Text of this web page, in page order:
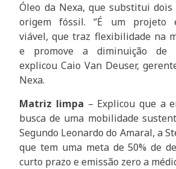
Óleo da Nexa, que substitui dois
origem fóssil. “É um projeto
viável, que traz flexibilidade na
e promove a diminuição de
explicou Caio Van Deuser,
Nexa.
Matriz limpa – Explicou que a
busca de uma mobilidade
Segundo Leonardo do Amaral, a
que tem uma meta de 50% de
curto prazo e emissão zero a